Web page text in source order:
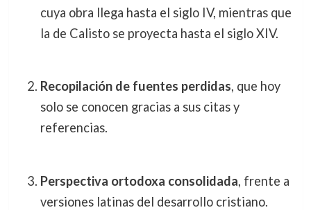
cuya obra llega hasta el siglo IV, mientras que
la de Calisto se proyecta hasta el siglo XIV.
Recopilación de fuentes perdidas, que hoy
solo se conocen gracias a sus citas y
referencias.
Perspectiva ortodoxa consolidada, frente a
versiones latinas del desarrollo cristiano.